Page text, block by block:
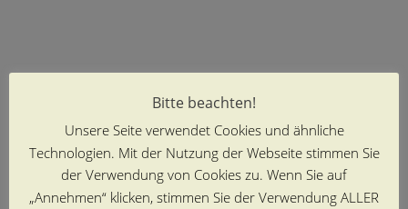
Bitte beachten!
Unsere Seite verwendet Cookies und ähnliche
Technologien. Mit der Nutzung der Webseite stimmen Sie
der Verwendung von Cookies zu. Wenn Sie auf
„Annehmen“ klicken, stimmen Sie der Verwendung ALLER